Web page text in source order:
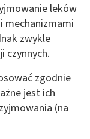
leków
mechanizmami
zwykle
czynnych.
zgodnie
jest ich
(na